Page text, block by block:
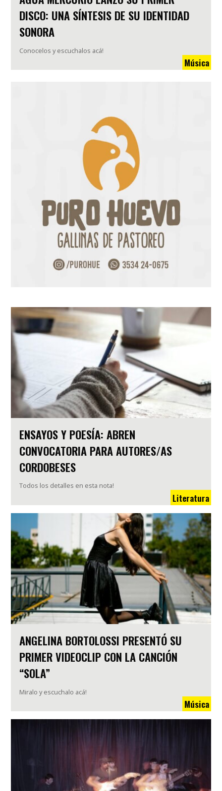
DISCO: UNA SÍNTESIS DE SU IDENTIDAD
SONORA
Conocelos y escuchalos acá!
Música
ENSAYOS Y POESÍA: ABREN
CONVOCATORIA PARA AUTORES/AS
CORDOBESES
Todos los detalles en esta nota!
Literatura
ANGELINA BORTOLOSSI PRESENTÓ SU
PRIMER VIDEOCLIP CON LA CANCIÓN
“SOLA”
Miralo y escuchalo acá!
Música